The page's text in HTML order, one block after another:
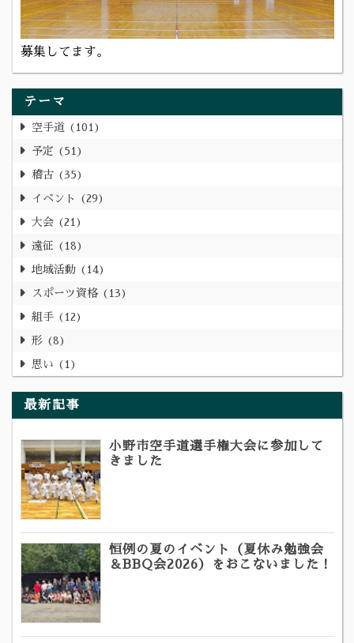
募集してます。
テーマ
空手道 101
予定 51
稽古 35
イベント 29
大会 21
遠征 18
地域活動 14
スポーツ資格 13
組手 12
形 8
思い 1
最新記事
小野市空手道選手権大会に参加して
きました
恒例の夏のイベント（夏休み勉強会
＆BBQ会2026）をおこないました！